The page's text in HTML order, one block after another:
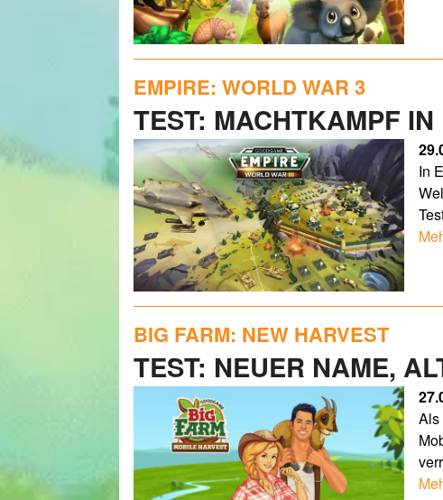
EMPIRE: WORLD WAR 3
TEST: MACHTKAMPF
In
BIG FARM: NEW HARVEST
TEST: NEUER NAME,
Als